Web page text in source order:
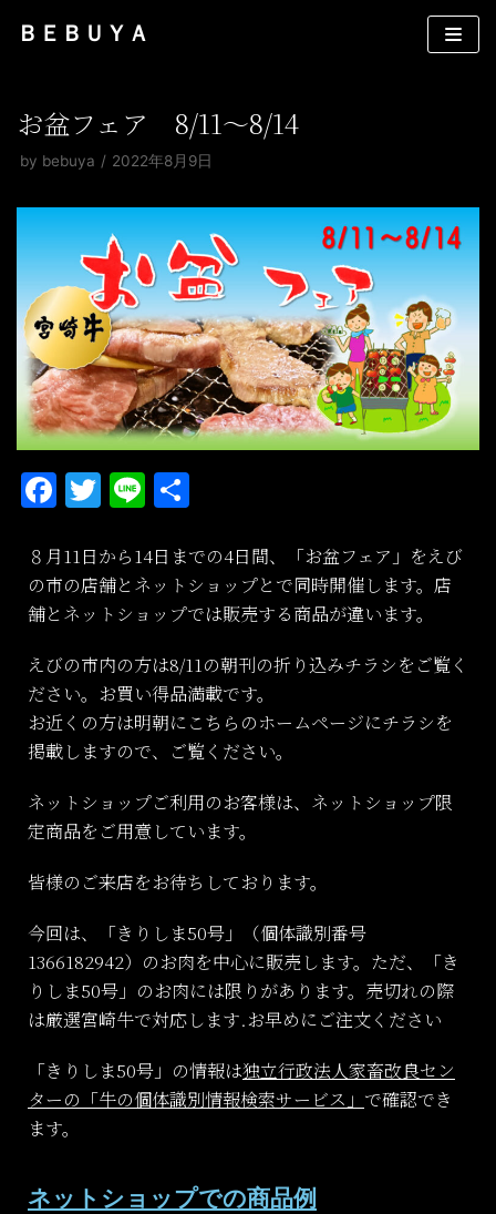
コ
ン
ツ
へ
ＢＥＢＵＹＡ
お盆フェア 8/11～8/14
by bebuya 2022年8月9日
F
c
e
b
o
o
k
T
itt
er
Li
e
８月11日から14日までの4日間、「お盆フェア」をえび
の市の店舗とネットショップとで同時開催します。店
舗とネットショップでは販売する商品が違います。
えびの市内の方は8/11の朝刊の折り込みチラシをご覧く
ださい。お買い得品満載です。
お近くの方は明朝にこちらのホームページにチラシを
掲載しますので、ご覧ください。
ネットショップご利用のお客様は、ネットショップ限
定商品をご用意しています。
皆様のご来店をお待ちしております。
今回は、「きりしま50号」（個体識別番号
1366182942）のお肉を中心に販売します。ただ、「き
りしま50号」のお肉には限りがあります。売切れの際
は厳選宮崎牛で対応します.お早めにご注文ください
「きりしま50号」の情報は独立行政法人家畜改良セン
ターの「牛の個体識別情報検索サービス」 で確認でき
ます。
ネットショップでの商品例